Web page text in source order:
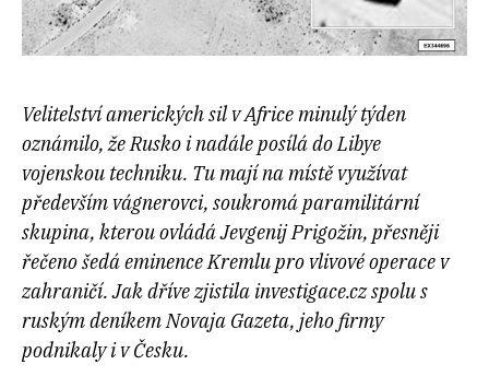
Velitelství amerických sil v Africe minulý týden
oznámilo, že Rusko i nadále posílá do Libye
vojenskou techniku. Tu mají na místě využívat
především vágnerovci, soukromá paramilitární
skupina, kterou ovládá Jevgenij Prigožin, přesněji
řečeno šedá eminence Kremlu pro vlivové operace v
zahraničí. Jak dříve zjistila investigace.cz spolu s
ruským deníkem Novaja Gazeta, jeho firmy
podnikaly i v Česku.